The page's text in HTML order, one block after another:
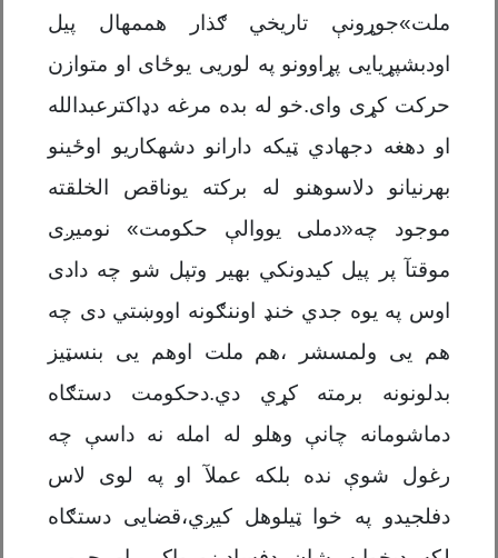
ملت»جوړونې تاریخي ګذار هممهال پیل
اودبشپړیایی پړاوونو په لوریی یوځای او متوازن
حرکت کړی وای.خو له بده مرغه دډاکترعبدالله
او دهغه دجهادي ټیکه دارانو دشهکاریو اوځینو
بهرنیانو دلاسوهنو له برکته یوناقص الخلقته
موجود چه«دملی یووالې حکومت» نومیږی
موقتآ پر پیل کیدونکي بهیر وتپل شو چه دادی
اوس په یوه جدي خنډ اوننګونه اووښتي دی چه
هم یی ولمسشر ،هم ملت اوهم یی بنسټیز
بدلونونه برمته کړي دي.دحکومت دستګاه
دماشومانه چانې وهلو له امله نه داسې چه
رغول شوې نده بلکه عملآ او په لوی لاس
دفلجیدو په خوا ټیلوهل کیږي،قضایی دستګاه